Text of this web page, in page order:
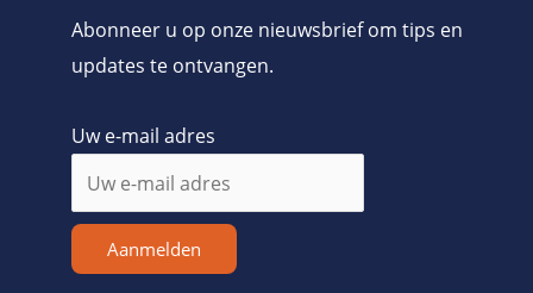
Abonneer u op onze nieuwsbrief om tips en
updates te ontvangen.
Uw e-mail adres
Aanmelden